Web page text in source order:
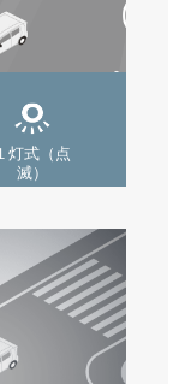
灯式（点
滅）